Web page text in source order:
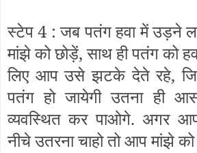
स्टेप 4 : जब पतंग हवा में उड़ने
मांझे को छोड़ें, साथ ही पतंग को
लिए आप उसे झटके देते रहे,
पतंग हो जायेगी उतना ही
व्यवस्थित कर पाओगे. अगर
नीचे उतरना चाहो तो आप मांझे